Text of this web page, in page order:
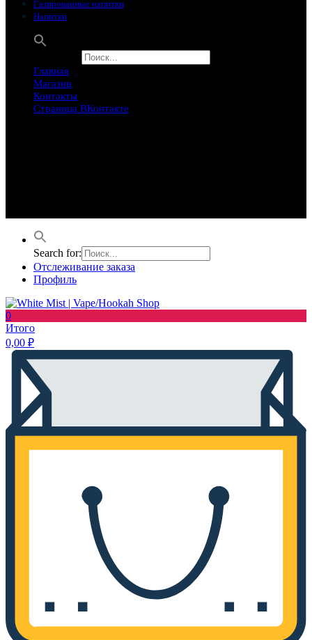
Газированные напитки
Напитки
Главная
Магазин
Контакты
Страница ВКонтакте
Search for:
Отслеживание заказа
Профиль
0
Итого
0,00 ₽